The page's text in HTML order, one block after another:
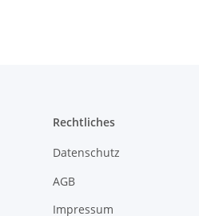
Rechtliches
Datenschutz
AGB
Impressum